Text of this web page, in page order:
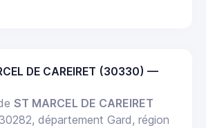
DE CAREIRET (30330) —
ST MARCEL DE CAREIRET
département Gard, région